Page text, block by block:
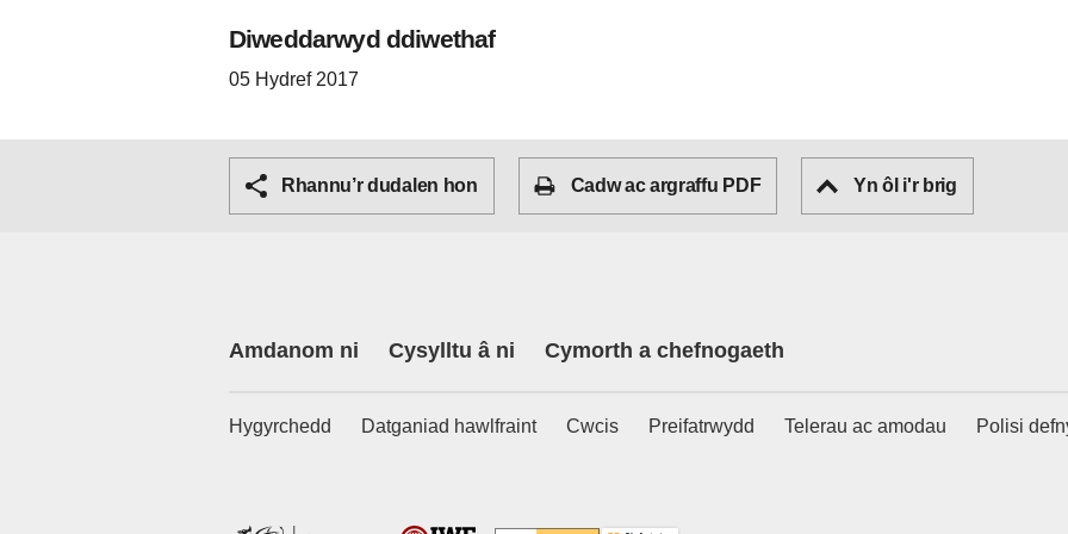
Diweddarwyd ddiwethaf
05 Hydref 2017
Rhannu’r dudalen hon Cadw ac argraffu PDF Yn ôl i'r brig
Amdanom ni Cysylltu â ni Cymorth a chefnogaeth
Hygyrchedd Datganiad hawlfraint Cwcis Preifatrwydd Telerau ac amodau Polisi